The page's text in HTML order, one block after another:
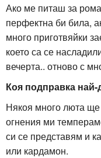
Ако ме питаш за
перфектна би била,
много приготвяйки
което са се
вечерта.. отново с
Коя подправка
Някоя много люта ще
огнения ми
си се представям и
или кардамон.